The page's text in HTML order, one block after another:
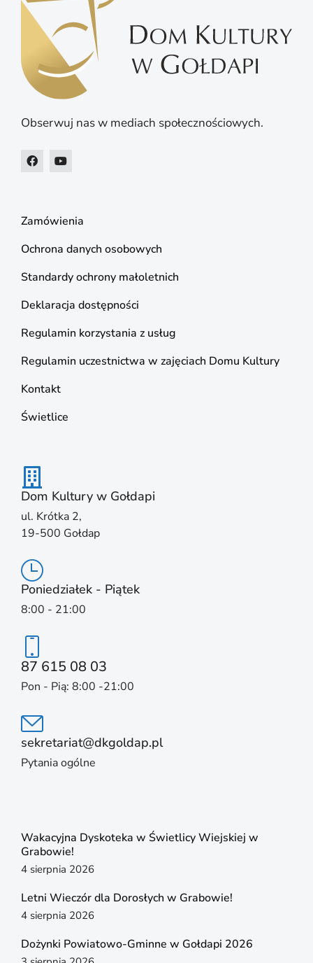
Obserwuj nas w mediach społecznościowych.
Zamówienia
Ochrona danych osobowych
Standardy ochrony małoletnich
Deklaracja dostępności
Regulamin korzystania z usług
Regulamin uczestnictwa w zajęciach Domu Kultury
Kontakt
Świetlice
Dom Kultury w Gołdapi
ul. Krótka 2,
19-500 Gołdap
Poniedziałek - Piątek
8:00 - 21:00
87 615 08 03
Pon - Pią: 8:00 -21:00
sekretariat@dkgoldap.pl
Pytania ogólne
Wakacyjna Dyskoteka w Świetlicy Wiejskiej w
Grabowie!
4 sierpnia 2026
Letni Wieczór dla Dorosłych w Grabowie!
4 sierpnia 2026
Dożynki Powiatowo-Gminne w Gołdapi 2026